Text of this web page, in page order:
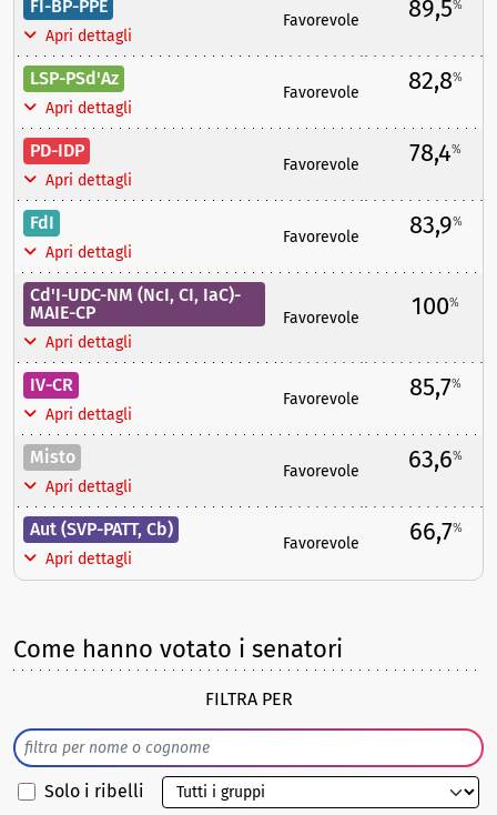
FI-BP-PPE
Apri dettagli
Favorevole 89,5%
LSP-PSd'Az
Apri dettagli
Favorevole 82,8%
PD-IDP
Apri dettagli
Favorevole 78,4%
FdI
Apri dettagli
Favorevole 83,9%
Cd'I-UDC-NM (NcI, CI, IaC)-
MAIE-CP
Apri dettagli
Favorevole 100%
IV-CR
Apri dettagli
Favorevole 85,7%
Misto
Apri dettagli
Favorevole 63,6%
Aut (SVP-PATT, Cb)
Apri dettagli
Favorevole 66,7%
Come hanno votato i senatori
FILTRA PER
Solo i ribelli